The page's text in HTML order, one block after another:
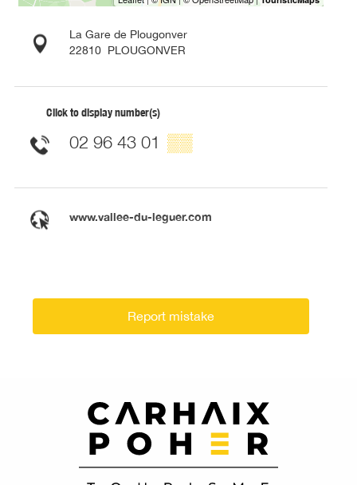
La Gare de Plougonver
22810 PLOUGONVER
Click to display number(s)
02 96 43 01 ▒▒
www.vallee-du-leguer.com
Report mistake